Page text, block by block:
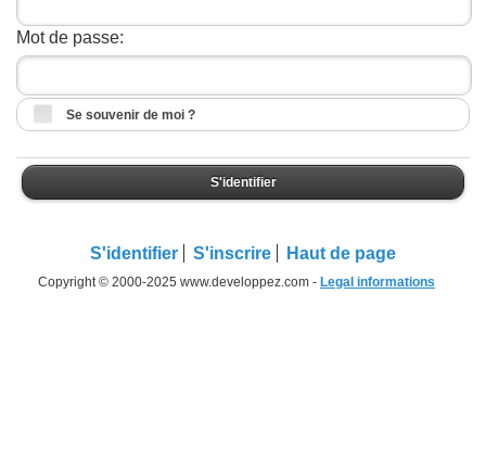
Mot de passe:
Se souvenir de moi ?
S'identifier
S'identifier S'inscrire Haut de page
Copyright © 2000-2025 www.developpez.com - Legal informations